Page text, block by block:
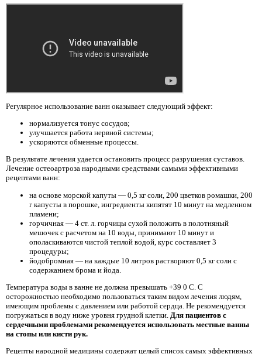
Регулярное использование ванн оказывает следующий эффект:
нормализуется тонус сосудов;
улучшается работа нервной системы;
ускоряются обменные процессы.
В результате лечения удается остановить процесс разрушения суставов.
Лечение остеоартроза народными средствами самыми эффективными
рецептами ванн:
на основе морской капуты — 0,5 кг соли, 200 цветков ромашки, 200
г капусты в порошке, ингредиенты кипятят 10 минут на медленном
пламени;
горчичная — 4 ст. л. горчицы сухой положить в полотняный
мешочек с расчетом на 10 воды, принимают 10 минут и
ополаскиваются чистой теплой водой, курс составляет 3
процедуры;
йодобромная — на каждые 10 литров растворяют 0,5 кг соли с
содержанием брома и йода.
Температура воды в ванне не должна превышать +39 0 C. С
осторожностью необходимо пользоваться таким видом лечения людям,
имеющим проблемы с давлением или работой сердца. Не рекомендуется
погружаться в воду ниже уровня грудной клетки. Для пациентов с
сердечными проблемами рекомендуется использовать местные ванны
на стопы или кисти рук.
Рецепты народной медицины содержат целый список самых эффективных